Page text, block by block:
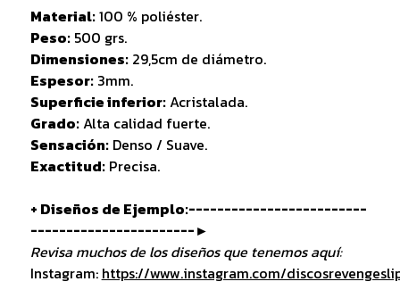
Material:100 % poliéster.
Peso:500 grs.
Dimensiones:29,5cm de diámetro.
Espesor:3mm.
Superficie inferior:Acristalada.
Grado:Alta calidad fuerte.
Sensación:Denso / Suave.
Exactitud:Precisa.
+ Diseños de Ejemplo:-------------------------
-----------------------►
Revisa muchos de los diseños que tenemos aquí:
Instagram: https://www.instagram.com/